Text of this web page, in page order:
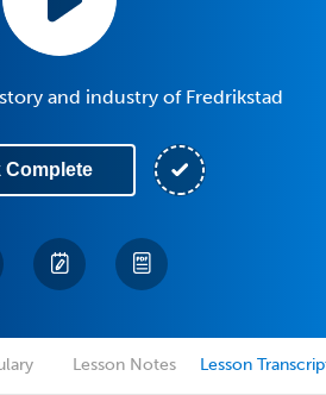
and industry of Fredrikstad
Complete
Lesson Notes Lesson